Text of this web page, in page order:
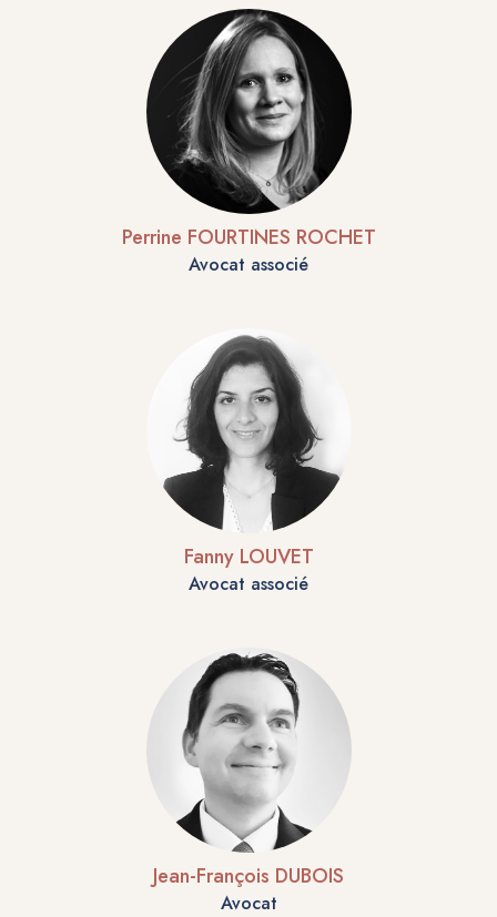
Perrine FOURTINES ROCHET
Avocat associé
Fanny LOUVET
Avocat associé
Jean-François DUBOIS
Avocat